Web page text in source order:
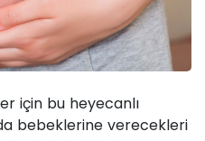
için bu heyecanlı
bebeklerine verecekleri